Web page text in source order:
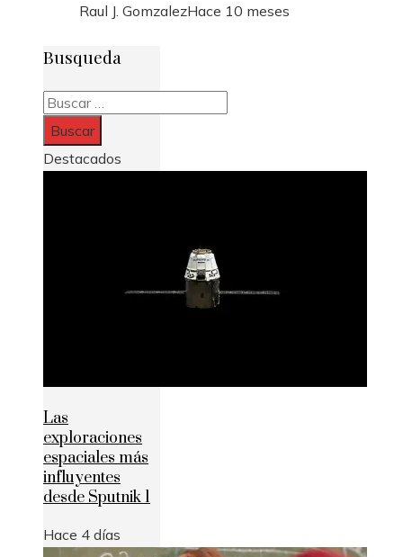
Raul J. GomzalezHace 10 meses
Busqueda
Buscar:
Destacados
Las
exploraciones
espaciales más
influyentes
desde Sputnik 1
Hace 4 días